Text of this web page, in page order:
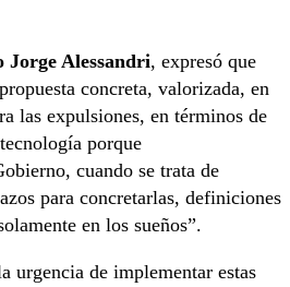
Jorge Alessandri, expresó que
concreta, valorizada, en
las expulsiones, en términos de
porque
cuando se trata de
para concretarlas, definiciones
en los sueños”.
urgencia de implementar estas